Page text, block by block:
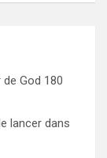
God 180
lancer dans